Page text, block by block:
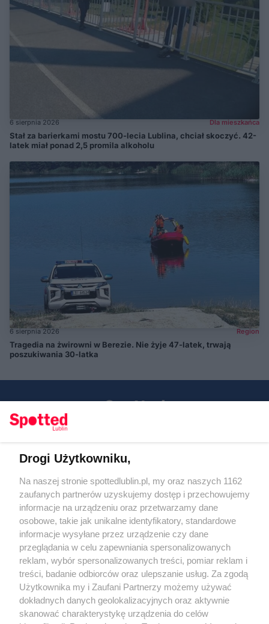
6 sierpnia 2026 Dla mieszkańca
Stał za barierkami mostu 700-lecia Lublina, chciał skoczyć. 42-
latek miał ponad 2,5 promila alkoholu
6 sierpnia 2026 Region
Tragedia na żwirowni w Berezie. Nie żyje 47-latek, trwają
poszukiwania 30-latka
KATEGORIE
OGŁOSZENIA
WYDARZENIA
Regulamin
Polityka prywatności
RODO
Warunki korzystania z treści
Drogi Użytkowniku,
Na naszej stronie spottedlublin.pl, my oraz naszych 1162
zaufanych partnerów uzyskujemy dostęp i przechowujemy
informacje na urządzeniu oraz przetwarzamy dane
osobowe, takie jak unikalne identyfikatory, standardowe
informacje wysyłane przez urządzenie czy dane
przeglądania w celu zapewniania spersonalizowanych
reklam, wybór spersonalizowanych treści, pomiar reklam i
treści, badanie odbiorców oraz ulepszanie usług. Za zgodą
Użytkownika my i Zaufani Partnerzy możemy używać
dokładnych danych geolokalizacyjnych oraz aktywnie
skanować charakterystykę urządzenia do celów